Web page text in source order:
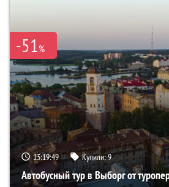
-51%
13:19:47 Купили:9
Автобусный тур в Выборг от